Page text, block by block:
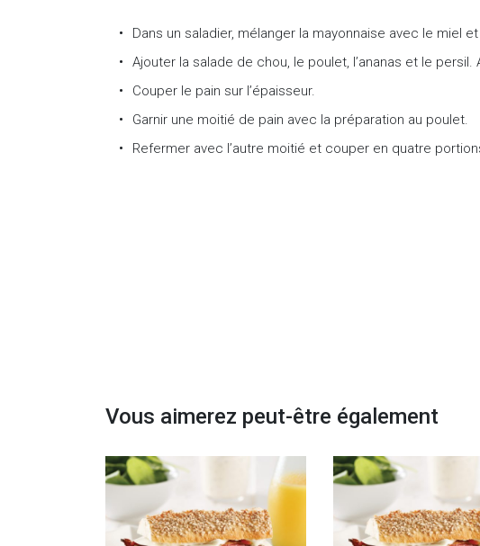
Dans un saladier, mélanger la mayonnaise avec le miel
Ajouter la salade de chou, le poulet, l’ananas et le persil.
Couper le pain sur l’épaisseur.
Garnir une moitié de pain avec la préparation au poulet.
Refermer avec l’autre moitié et couper en quatre
Vous aimerez peut-être également